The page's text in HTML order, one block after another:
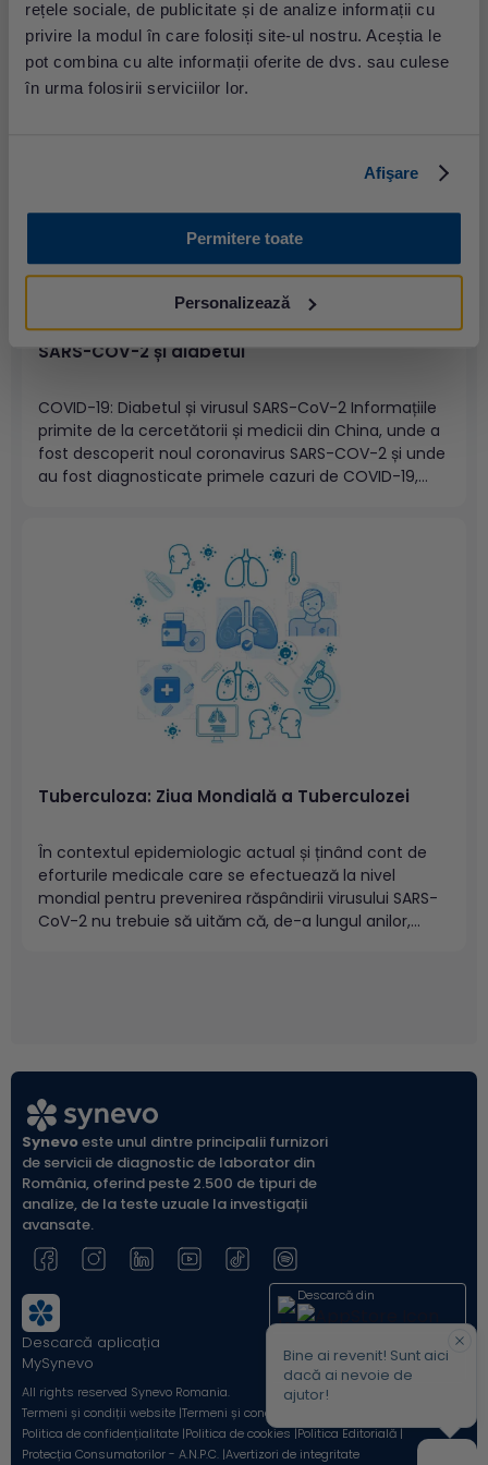
rețele sociale, de publicitate și de analize informații cu
privire la modul în care folosiți site-ul nostru. Aceștia le
pot combina cu alte informații oferite de dvs. sau culese
în urma folosirii serviciilor lor.
Afişare
Permitere toate
Personalizează
Internațională a Tiroidiei (ITF) în anul 2008, în ziua de
25 Mai - este dedicată persoanelor din întreaga lume,
care trăiesc cu o afecțiune tiroidianăIncidența
generală a bolilor glandei tiroide era de 18,57% în
rândul...
SARS-COV-2 și diabetul
COVID-19: Diabetul și virusul SARS-CoV-2 Informațiile
primite de la cercetătorii și medicii din China, unde a
fost descoperit noul coronavirus SARS-COV-2 și unde
au fost diagnosticate primele cazuri de COVID-19,
Tuberculoza: Ziua Mondială a Tuberculozei
În contextul epidemiologic actual și ținând cont de
eforturile medicale care se efectuează la nivel
mondial pentru prevenirea răspândirii virusului SARS-
CoV-2 nu trebuie să uităm că, de-a lungul anilor,
Synevoeste unul dintre principalii furnizori
de servicii de diagnostic de laborator din
România, oferind peste 2.500 de tipuri de
analize, de la teste uzuale la investigații
avansate.
Descarcă aplicația
MySynevo
Descarcă din
All rights reserved Synevo Romania.
Termeni și condiții website |Termeni și condiții Shop Online |
Politica de confidențialitate |Politica de cookies |Politica Editorială |
Protecția Consumatorilor - A.N.P.C. |Avertizori de integritate
Bine ai revenit! Sunt aici
dacă ai nevoie de
ajutor!